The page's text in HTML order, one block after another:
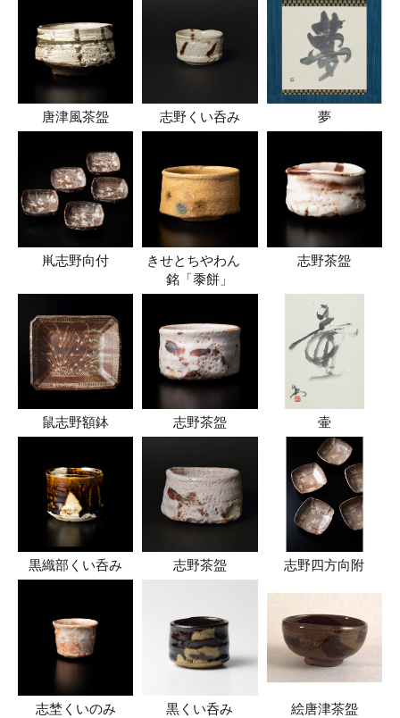
唐津風茶盌 志野くい呑み 夢
鼡志野向付
きせとちやわん
銘「黍餅」
志野茶盌
鼠志野額鉢 志野茶盌 壷
黒織部くい呑み 志野茶盌 志野四方向附
志埜くいのみ 黒くい呑み 絵唐津茶盌